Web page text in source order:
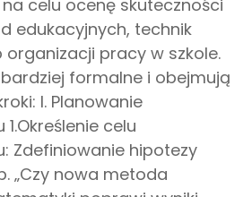
celu ocenę skuteczności
edukacyjnych, technik
organizacji pracy w szkole.
formalne i obejmują
I. Planowanie
celu
Zdefiniowanie hipotezy
„Czy nowa metoda